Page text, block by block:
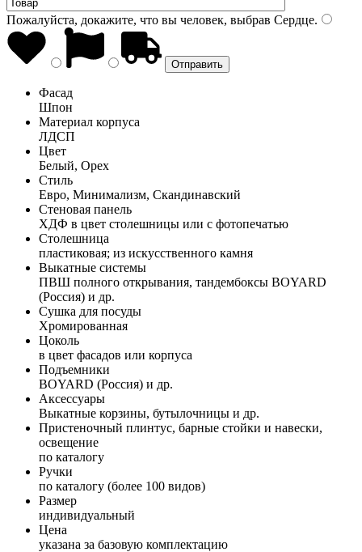
Пожалуйста, докажите, что вы человек, выбрав Сердце.
Фасад
Шпон
Материал корпуса
ЛДСП
Цвет
Белый, Орех
Стиль
Евро, Минимализм, Скандинавский
Стеновая панель
ХДФ в цвет столешницы или с фотопечатью
Столешница
пластиковая; из искусственного камня
Выкатные системы
ПВШ полного открывания, тандембоксы BOYARD
(Россия) и др.
Сушка для посуды
Хромированная
Цоколь
в цвет фасадов или корпуса
Подъемники
BOYARD (Россия) и др.
Аксессуары
Выкатные корзины, бутылочницы и др.
Пристеночный плинтус, барные стойки и навески,
освещение
по каталогу
Ручки
по каталогу (более 100 видов)
Размер
индивидуальный
Цена
указана за базовую комплектацию